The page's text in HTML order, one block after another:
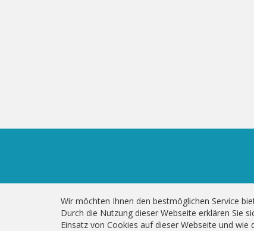
Wir möchten Ihnen den bestmöglichen Service
Durch die Nutzung dieser Webseite erklären Sie
Einsatz von Cookies auf dieser Webseite und